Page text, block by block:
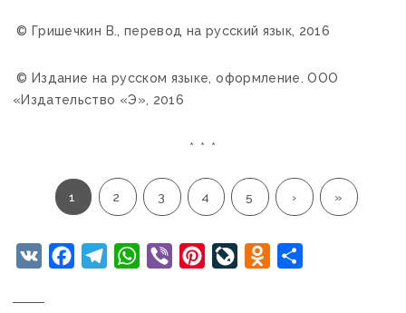
© Гришечкин В., перевод на русский язык, 2016
© Издание на русском языке, оформление. ООО
«Издательство «Э», 2016
* * *
1 2 3 4 5 › »
VK FacebookTelegramWhatsApp
Viber PinterestLiveJournalOdnoklassniki